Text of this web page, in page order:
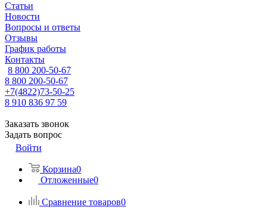
Статьи
Новости
Вопросы и ответы
Отзывы
График работы
Контакты
8 800 200-50-67
8 800 200-50-67
+7(4822)73-50-25
8 910 836 97 59
Заказать звонок
Задать вопрос
Войти
Корзина0
Отложенные0
Сравнение товаров0